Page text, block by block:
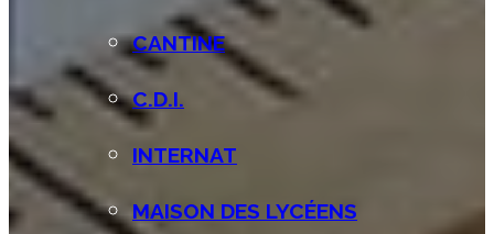
CANTINE
C.D.I.
INTERNAT
MAISON DES LYCÉENS